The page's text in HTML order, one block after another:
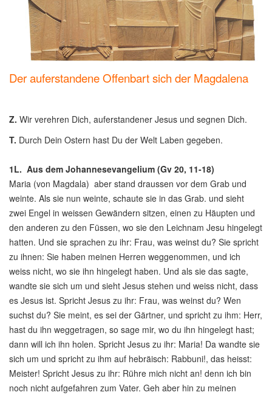
Der auferstandene Offenbart sich der Magdalena
Z. Wir verehren Dich, auferstandener Jesus und segnen Dich.
T. Durch Dein Ostern hast Du der Welt Laben gegeben.
1L. Aus dem Johannesevangelium (Gv 20, 11-18)
Maria (von Magdala) aber stand draussen vor dem Grab und
weinte. Als sie nun weinte, schaute sie in das Grab. und sieht
zwei Engel in weissen Gewändern sitzen, einen zu Häupten und
den anderen zu den Füssen, wo sie den Leichnam Jesu hingelegt
hatten. Und sie sprachen zu ihr: Frau, was weinst du? Sie spricht
zu ihnen: Sie haben meinen Herren weggenommen, und ich
weiss nicht, wo sie ihn hingelegt haben. Und als sie das sagte,
wandte sie sich um und sieht Jesus stehen und weiss nicht, dass
es Jesus ist. Spricht Jesus zu ihr: Frau, was weinst du? Wen
suchst du? Sie meint, es sei der Gärtner, und spricht zu ihm: Herr,
hast du ihn weggetragen, so sage mir, wo du ihn hingelegt hast;
dann will ich ihn holen. Spricht Jesus zu ihr: Maria! Da wandte sie
sich um und spricht zu ihm auf hebräisch: Rabbuni!, das heisst:
Meister! Spricht Jesus zu ihr: Rühre mich nicht an! denn ich bin
noch nicht aufgefahren zum Vater. Geh aber hin zu meinen